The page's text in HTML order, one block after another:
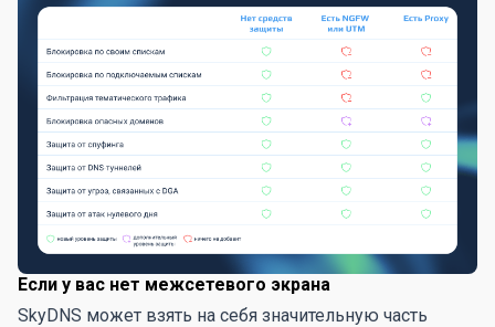
Если у вас нет межсетевого экрана
SkyDNS может взять на себя значительную часть